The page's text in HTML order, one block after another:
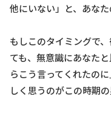
他にいない」と、あな
もしこのタイミングで
ても、無意識にあなた
らこう言ってくれたの
しく思うのがこの時期の